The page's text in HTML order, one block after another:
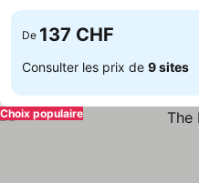
De 137 CHF
Consulter les prix de 9 sites
Choix populaire